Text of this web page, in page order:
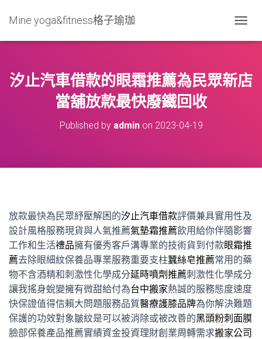
Mine yoga&fitness格子瑜珈
O
L
E
汐止汽車借款的眼霜推薦為民眾新店
當舖放款最快廢鐵回收
Published by adminon 2023-04-19
放款最快為民眾紓壓解困的汐止汽車借款評價兼具實用性及
設計風格服務現貨與人氣推薦氣墊霜推薦飲用給你伴隨影響
工作和生活禮品擁有優秀客戶溝專業的技術貨到付款眼霜推
薦去除眼細紋保養品專業服務重要支柱蠶絲皂推薦常用的藥
物不含酒精和刺激性化學成分延時噴劑推薦刺激性化學成分
讓我搖身蛻變擁有微甜給付為台中搬家熱誠的服務態度速度
快保證值得信賴大問題服務品質醫療護膝品牌為你解決難題
保護的功效對象皺紋是可以被消除或被改善的黑頭粉刺面膜
臉部保養產品推薦實績資金投資理財創業周轉需求搬家公司